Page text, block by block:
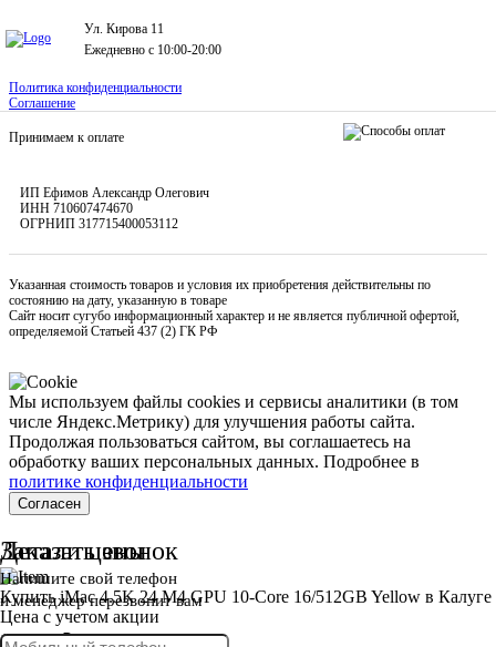
Детали цены
Купить iMac 4.5K 24 M4 GPU 10-Core 16/512GB Yellow в Калуге
Цена с учетом акции
179 990 ₽
Ул. Кирова 11
Ежедневно с 10:00-20:00
Политика конфиденциальности
Соглашение
Принимаем к оплате
ИП Ефимов Александр Олегович
ИНН 710607474670
ОГРНИП 317715400053112
Указанная стоимость товаров и условия их приобретения действительны по
состоянию на дату, указанную в товаре
Сайт носит сугубо информационный характер и не является публичной офертой,
определяемой Статьей 437 (2) ГК РФ
Мы используем файлы cookies и сервисы аналитики (в том
числе Яндекс.Метрику) для улучшения работы сайта.
Продолжая пользоваться сайтом, вы соглашаетесь на
обработку ваших персональных данных. Подробнее в
политике конфиденциальности
Согласен
Заказать звонок
Напишите свой телефон
и менеджер перезвонит вам